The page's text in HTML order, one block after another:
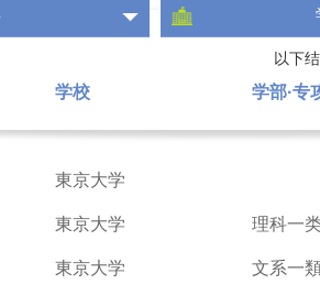
以下
学校 学部·专
東京大学
東京大学 理科一
東京大学 文系一類